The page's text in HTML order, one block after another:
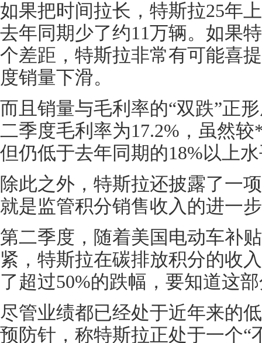
如果把时间拉长，特斯拉25年
去年同期少了约11万辆。如果
个差距，特斯拉非常有可能喜
度销量下滑。
而且销量与毛利率的“双跌”正
二季度毛利率为17.2%，虽然
但仍低于去年同期的18%以上
除此之外，特斯拉还披露了一
就是监管积分销售收入的进一
第二季度，随着美国电动车补
紧，特斯拉在碳排放积分的收
了超过50%的跌幅，要知道这
尽管业绩都已经处于近年来的
预防针，称特斯拉正处于一个“